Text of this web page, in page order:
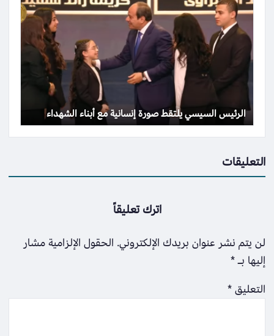
الرئيس السيسي يلتقط صورة إنسانية مع أبناء الشهداء
التعليقات
اترك تعليقاً
لن يتم نشر عنوان بريدك الإلكتروني. الحقول الإلزامية مشار
إليها بـ*
التعليق*